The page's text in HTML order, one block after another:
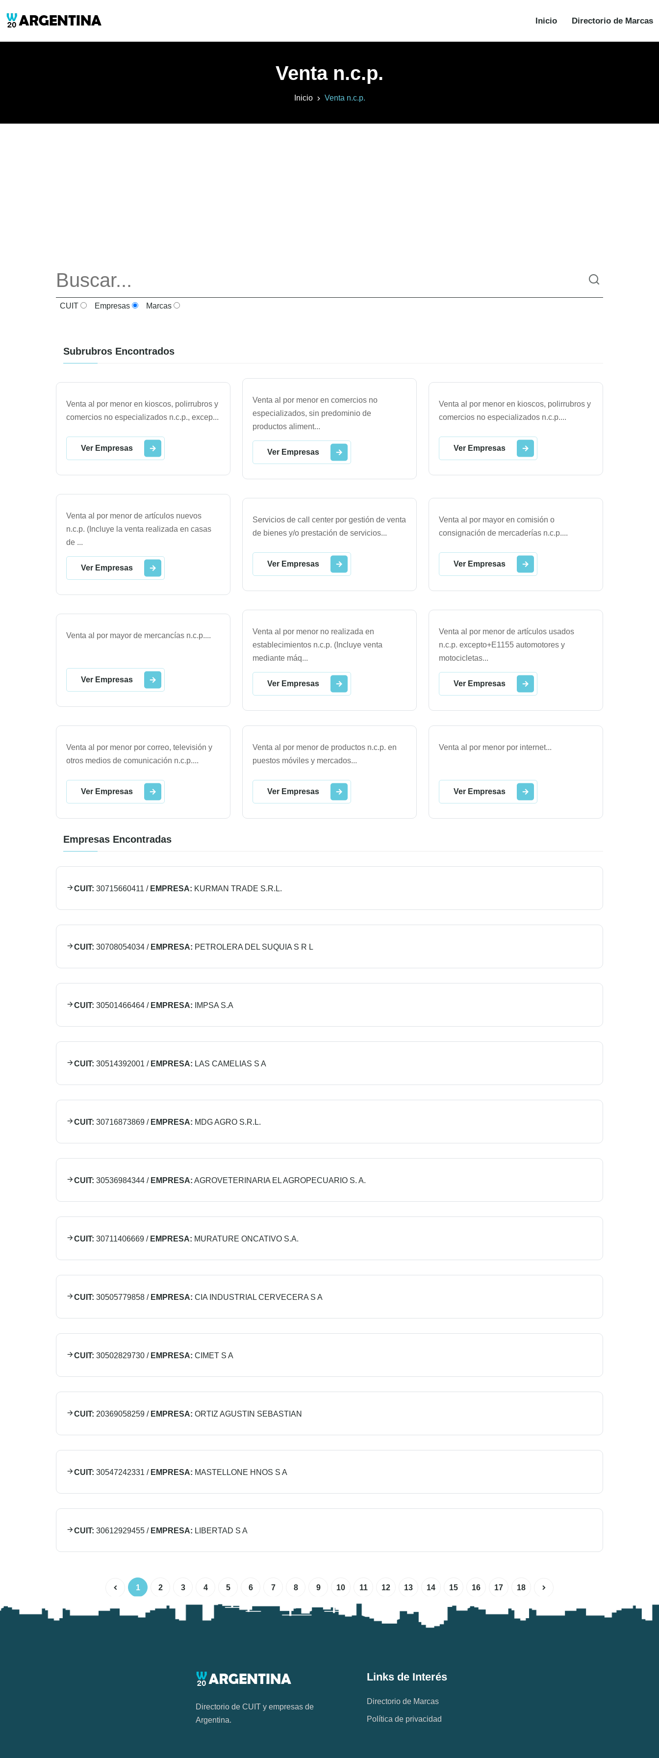
Inicio Directorio de Marcas
Venta n.c.p.
Inicio Venta n.c.p.
CUIT Empresas Marcas
Subrubros Encontrados
Venta al por menor en kioscos, polirrubros y
comercios no especializados n.c.p., excep...
Ver Empresas
Venta al por menor en comercios no
especializados, sin predominio de
productos aliment...
Ver Empresas
Venta al por menor en kioscos, polirrubros y
comercios no especializados n.c.p....
Ver Empresas
Venta al por menor de artículos nuevos
n.c.p. (Incluye la venta realizada en casas
de ...
Ver Empresas
Servicios de call center por gestión de venta
de bienes y/o prestación de servicios...
Ver Empresas
Venta al por mayor en comisión o
consignación de mercaderías n.c.p....
Ver Empresas
Venta al por mayor de mercancías n.c.p....
Ver Empresas
Venta al por menor no realizada en
establecimientos n.c.p. (Incluye venta
mediante máq...
Ver Empresas
Venta al por menor de artículos usados
n.c.p. excepto+E1155 automotores y
motocicletas...
Ver Empresas
Venta al por menor por correo, televisión y
otros medios de comunicación n.c.p....
Ver Empresas
Venta al por menor de productos n.c.p. en
puestos móviles y mercados...
Ver Empresas
Venta al por menor por internet...
Ver Empresas
Empresas Encontradas
CUIT: 30715660411 / EMPRESA: KURMAN TRADE S.R.L.
CUIT: 30708054034 / EMPRESA: PETROLERA DEL SUQUIA S R L
CUIT: 30501466464 / EMPRESA: IMPSA S.A
CUIT: 30514392001 / EMPRESA: LAS CAMELIAS S A
CUIT: 30716873869 / EMPRESA: MDG AGRO S.R.L.
CUIT: 30536984344 / EMPRESA: AGROVETERINARIA EL AGROPECUARIO S. A.
CUIT: 30711406669 / EMPRESA: MURATURE ONCATIVO S.A.
CUIT: 30505779858 / EMPRESA: CIA INDUSTRIAL CERVECERA S A
CUIT: 30502829730 / EMPRESA: CIMET S A
CUIT: 20369058259 / EMPRESA: ORTIZ AGUSTIN SEBASTIAN
CUIT: 30547242331 / EMPRESA: MASTELLONE HNOS S A
CUIT: 30612929455 / EMPRESA: LIBERTAD S A
1 2 3 4 5 6 7 8 9 10 11 12 13 14 15 16 17 18
Directorio de CUIT y empresas de
Argentina.
Links de Interés
Directorio de Marcas
Política de privacidad